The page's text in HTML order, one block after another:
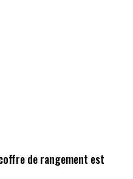
de rangement est